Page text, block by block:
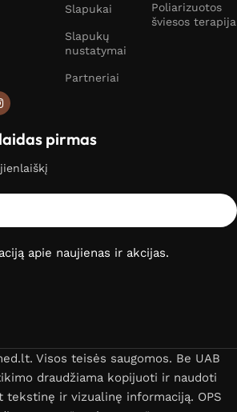
Slapukai
Slapukų
nustatymai
Partneriai
Poliarizuotos
šviesos terapija
pirmas
apie naujienas ir akcijas.
Visos teisės saugomos. Be UAB
draudžiama kopijuoti ir naudoti
tekstinę ir vizualinę informaciją. OPS